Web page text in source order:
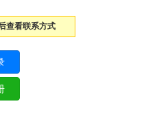
查看联系方式